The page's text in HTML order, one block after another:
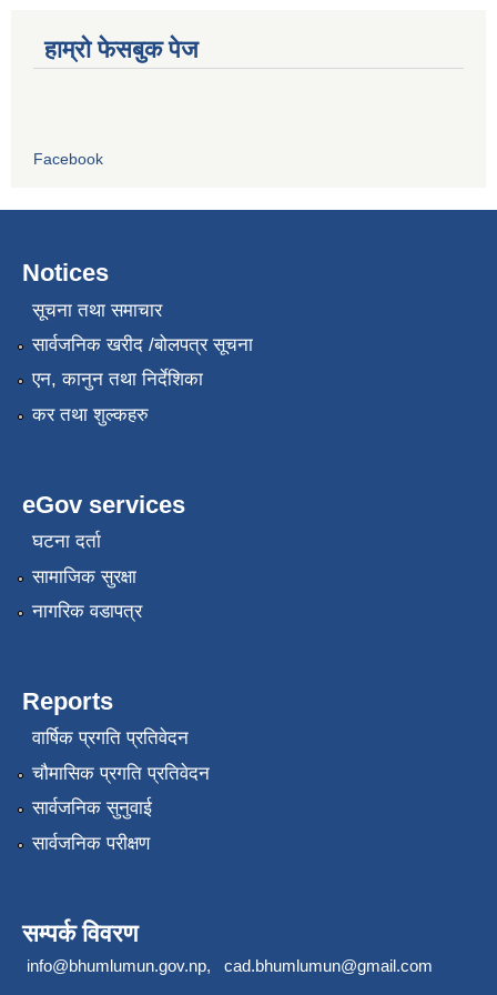
हाम्रो फेसबुक पेज
Facebook
Notices
सूचना तथा समाचार
सार्वजनिक खरीद /बोलपत्र सूचना
एन, कानुन तथा निर्देशिका
कर तथा शुल्कहरु
eGov services
घटना दर्ता
सामाजिक सुरक्षा
नागरिक वडापत्र
Reports
वार्षिक प्रगति प्रतिवेदन
चौमासिक प्रगति प्रतिवेदन
सार्वजनिक सुनुवाई
सार्वजनिक परीक्षण
सम्पर्क विवरण
info@bhumlumun.gov.np, cad.bhumlumun@gmail.com